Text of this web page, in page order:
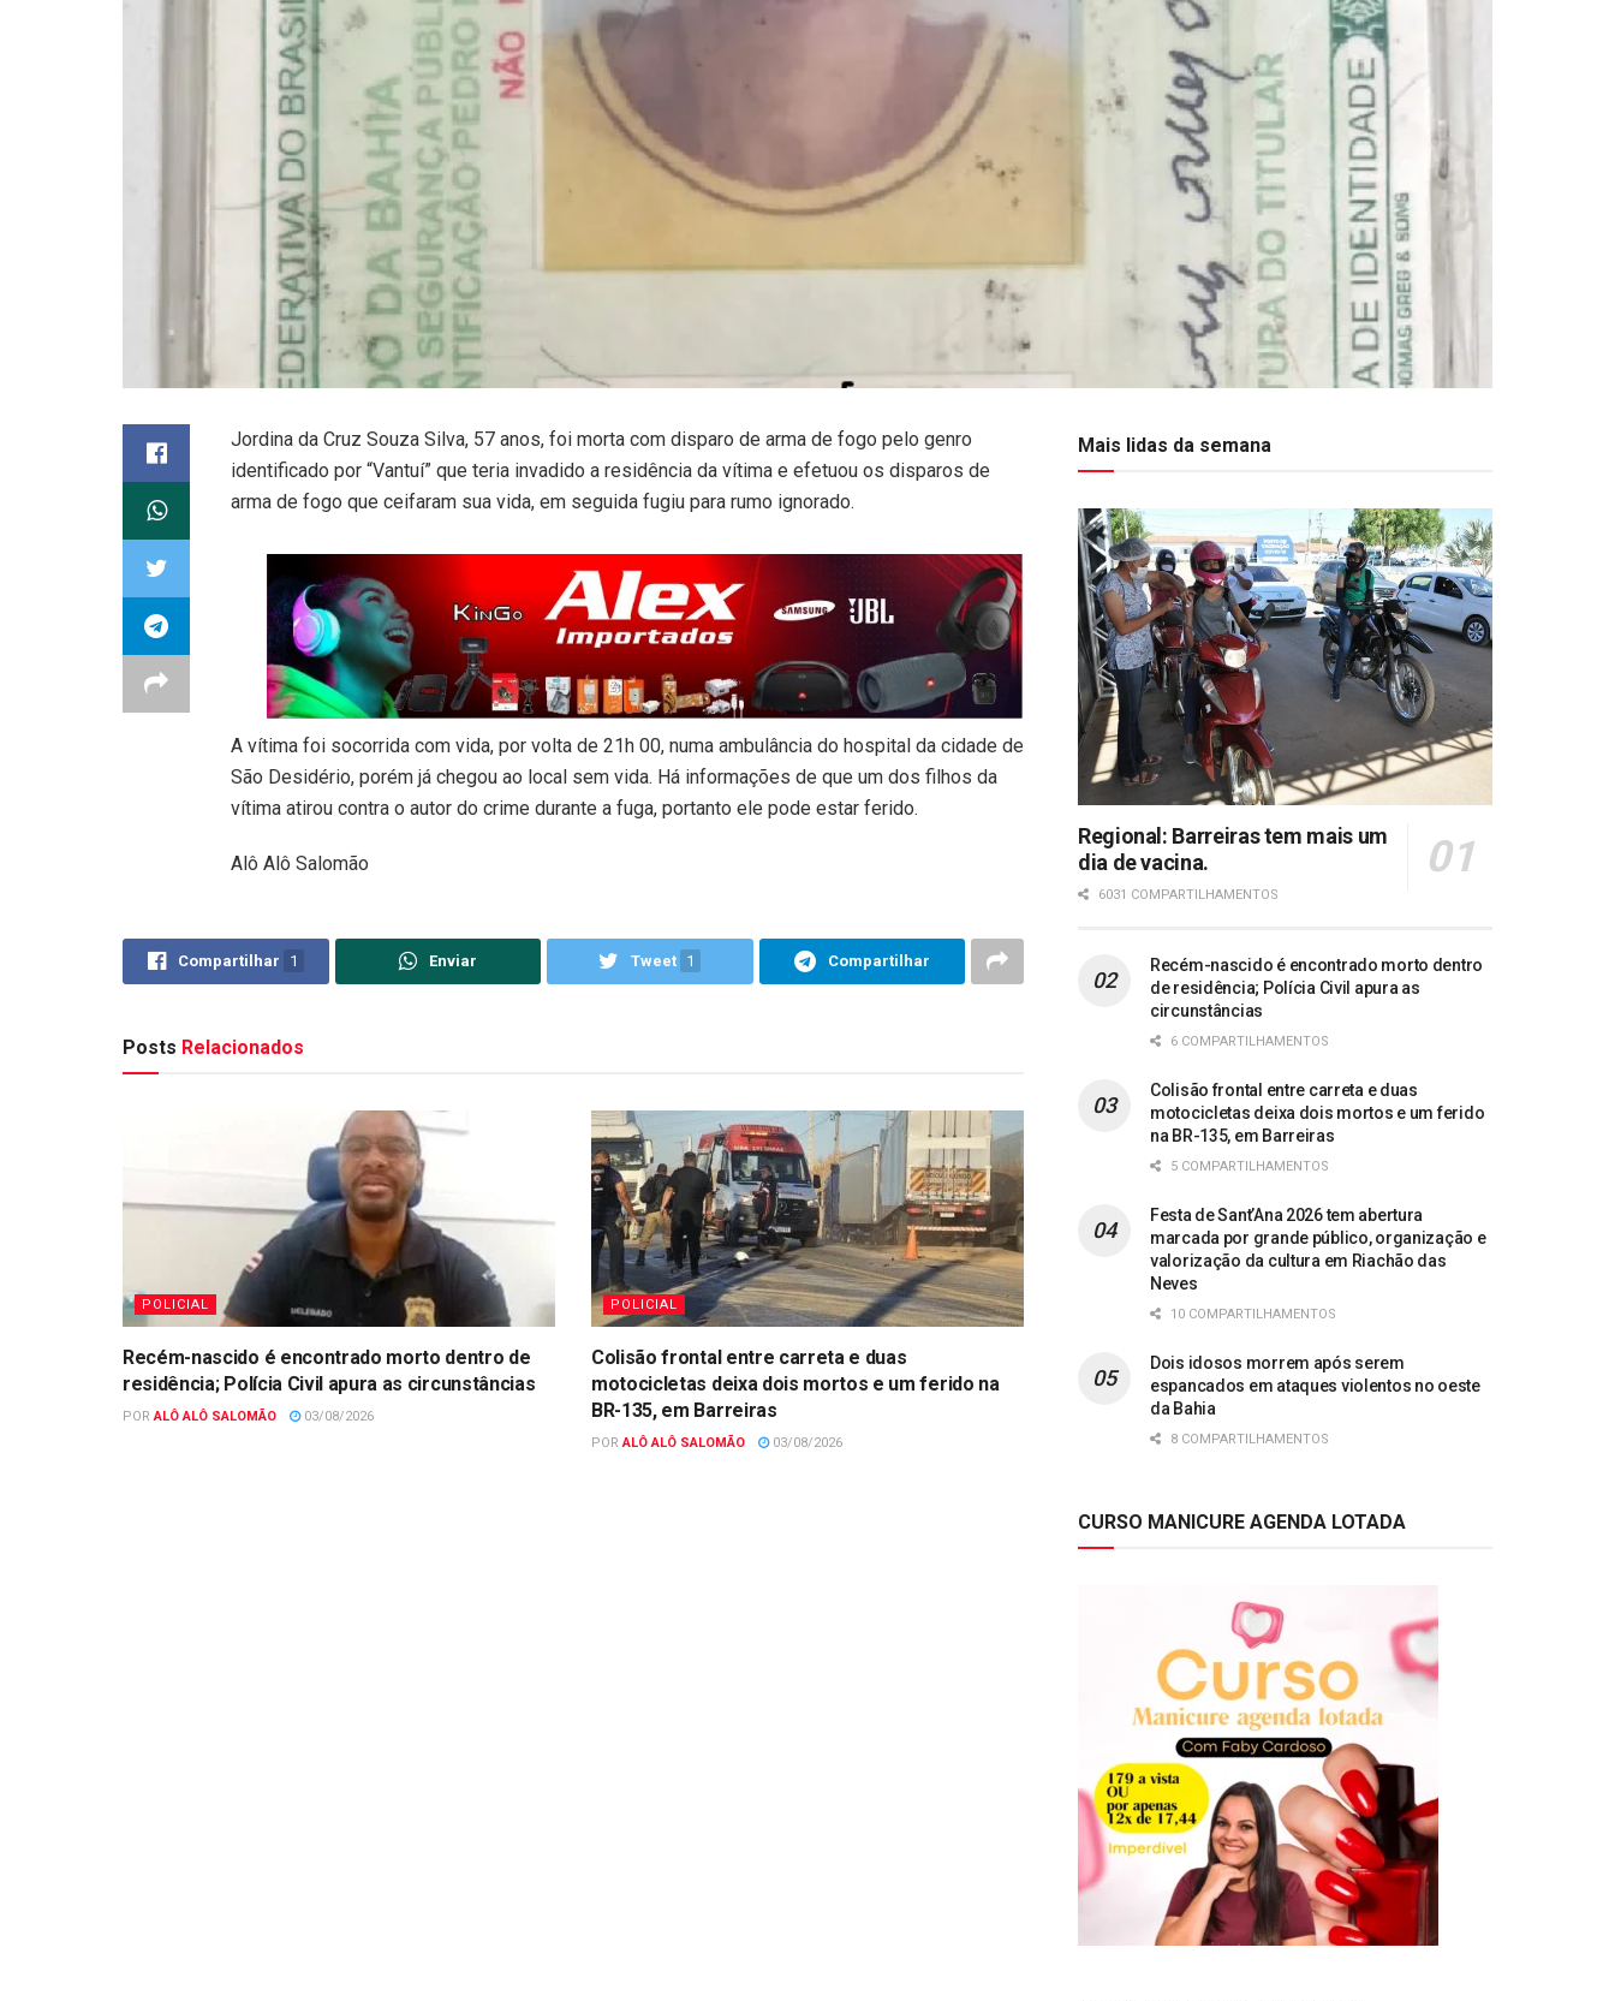
Jordina da Cruz Souza Silva, 57 anos, foi morta com disparo de arma de fogo pelo genro
identificado por “Vantuí” que teria invadido a residência da vítima e efetuou os disparos de
arma de fogo que ceifaram sua vida, em seguida fugiu para rumo ignorado.
A vítima foi socorrida com vida, por volta de 21h 00, numa ambulância do hospital da cidade de
São Desidério, porém já chegou ao local sem vida. Há informações de que um dos filhos da
vítima atirou contra o autor do crime durante a fuga, portanto ele pode estar ferido.
Alô Alô Salomão
Compartilhar 1 Enviar Tweet 1 Compartilhar
Posts Relacionados
POLICIAL
Recém-nascido é encontrado morto dentro de
residência; Polícia Civil apura as circunstâncias
POR ALÔ ALÔ SALOMÃO 03/08/2026
POLICIAL
Colisão frontal entre carreta e duas
motocicletas deixa dois mortos e um ferido na
BR-135, em Barreiras
POR ALÔ ALÔ SALOMÃO 03/08/2026
Mais lidas da semana
Regional: Barreiras tem mais um
dia de vacina.
6031 COMPARTILHAMENTOS
Recém-nascido é encontrado morto dentro
de residência; Polícia Civil apura as
circunstâncias
6 COMPARTILHAMENTOS
Colisão frontal entre carreta e duas
motocicletas deixa dois mortos e um ferido
na BR-135, em Barreiras
5 COMPARTILHAMENTOS
Festa de Sant’Ana 2026 tem abertura
marcada por grande público, organização e
valorização da cultura em Riachão das
Neves
10 COMPARTILHAMENTOS
Dois idosos morrem após serem
espancados em ataques violentos no oeste
da Bahia
8 COMPARTILHAMENTOS
CURSO MANICURE AGENDA LOTADA